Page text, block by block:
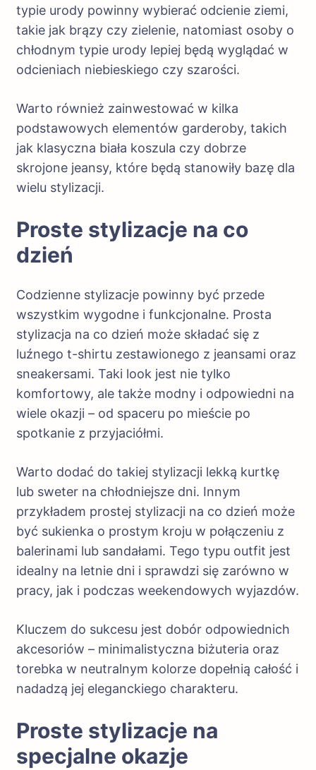
typie urody powinny wybierać odcienie ziemi,
takie jak brązy czy zielenie, natomiast osoby o
chłodnym typie urody lepiej będą wyglądać w
odcieniach niebieskiego czy szarości.
Warto również zainwestować w kilka
podstawowych elementów garderoby, takich
jak klasyczna biała koszula czy dobrze
skrojone jeansy, które będą stanowiły bazę dla
wielu stylizacji.
Proste stylizacje na co
dzień
Codzienne stylizacje powinny być przede
wszystkim wygodne i funkcjonalne. Prosta
stylizacja na co dzień może składać się z
luźnego t-shirtu zestawionego z jeansami oraz
sneakersami. Taki look jest nie tylko
komfortowy, ale także modny i odpowiedni na
wiele okazji – od spaceru po mieście po
spotkanie z przyjaciółmi.
Warto dodać do takiej stylizacji lekką kurtkę
lub sweter na chłodniejsze dni. Innym
przykładem prostej stylizacji na co dzień może
być sukienka o prostym kroju w połączeniu z
balerinami lub sandałami. Tego typu outfit jest
idealny na letnie dni i sprawdzi się zarówno w
pracy, jak i podczas weekendowych wyjazdów.
Kluczem do sukcesu jest dobór odpowiednich
akcesoriów – minimalistyczna biżuteria oraz
torebka w neutralnym kolorze dopełnią całość i
nadadzą jej eleganckiego charakteru.
Proste stylizacje na
specjalne okazje